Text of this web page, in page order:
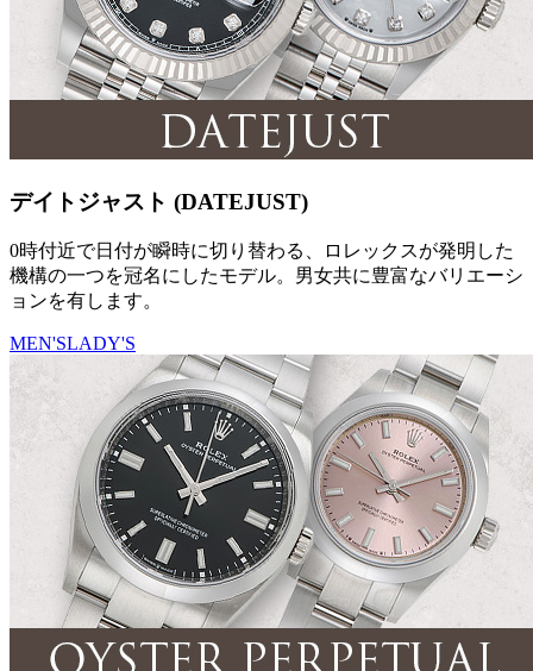
デイトジャスト (DATEJUST)
0時付近で日付が瞬時に切り替わる、ロレックスが発明した
機構の一つを冠名にしたモデル。男女共に豊富なバリエーシ
ョンを有します。
MEN'SLADY'S